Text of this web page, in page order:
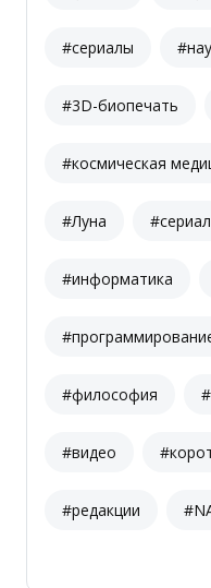
#сериалы
#3D-биопечать
#космическая
#Луна #сериал
#информатика
#философия
#видео
#редакции